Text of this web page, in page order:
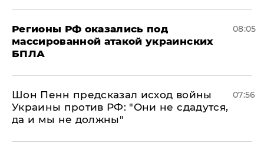
Регионы РФ оказались под
массированной атакой украинских
БПЛА
08:05
Шон Пенн предсказал исход войны
Украины против РФ: "Они не сдадутся,
да и мы не должны"
07:56